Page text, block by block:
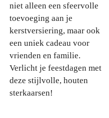
niet alleen een sfeervolle
toevoeging aan je
kerstversiering, maar ook
een uniek cadeau voor
vrienden en familie.
Verlicht je feestdagen met
deze stijlvolle, houten
sterkaarsen!